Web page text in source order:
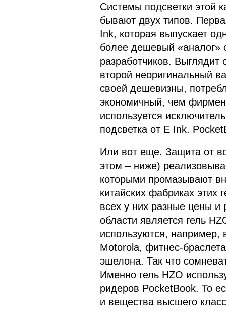
Системы подсветки этой
бывают двух типов.
Ink, которая выпускает
более дешевый «аналог»
разработчиков.
второй неоригинальный
своей дешевизны,
экономичный, чем
используется
подсветка от E Ink.
Или вот еще. Защита от
этом – ниже)
которыми промазывают
китайских фабриках этих
всех у них разные цены
области является гель
используются, например,
Motorola, фитнес-
эшелона. Так что
Именно гель HZO
ридеров PocketBook. То
и вещества высшего